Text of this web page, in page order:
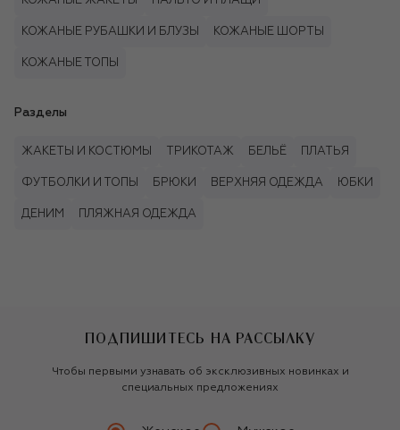
КОЖАНЫЕ РУБАШКИ И БЛУЗЫ КОЖАНЫЕ ШОРТЫ
КОЖАНЫЕ ТОПЫ
Разделы
ЖАКЕТЫ И КОСТЮМЫ ТРИКОТАЖ БЕЛЬЁ ПЛАТЬЯ
ФУТБОЛКИ И ТОПЫ БРЮКИ ВЕРХНЯЯ ОДЕЖДА ЮБКИ
ДЕНИМ ПЛЯЖНАЯ ОДЕЖДА
ПОДПИШИТЕСЬ НА РАССЫЛКУ
Чтобы первыми узнавать об эксклюзивных новинках и
специальных предложениях